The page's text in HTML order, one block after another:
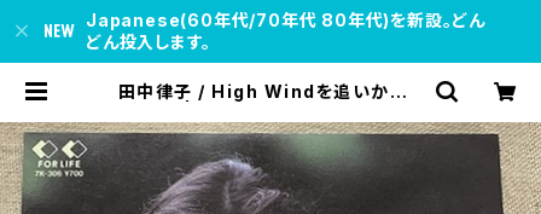
Japanese(60年代/70年代 80年代)を新設。どん
どん投入します。
田中律子 / High Windを追いかけて